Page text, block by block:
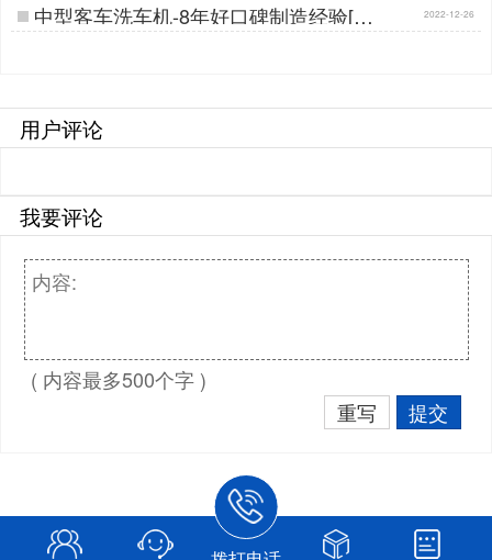
中型客车洗车机-8年好口碑制造经验[隆
茂鑫晟]…
2022-12-26
用户评论
我要评论
( 内容最多500个字 )
重写
提交